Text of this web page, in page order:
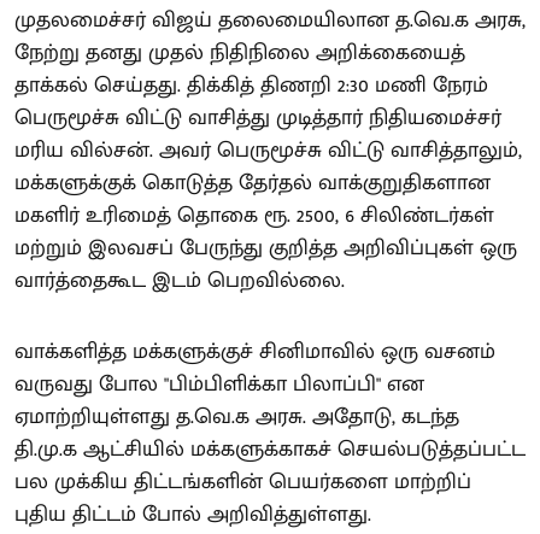
முதலமைச்சர் விஜய் தலைமையிலான த.வெ.க அரசு,
நேற்று தனது முதல் நிதிநிலை அறிக்கையைத்
தாக்கல் செய்தது. திக்கித் திணறி 2:30 மணி நேரம்
பெருமூச்சு விட்டு வாசித்து முடித்தார் நிதியமைச்சர்
மரிய வில்சன். அவர் பெருமூச்சு விட்டு வாசித்தாலும்,
மக்களுக்குக் கொடுத்த தேர்தல் வாக்குறுதிகளான
மகளிர் உரிமைத் தொகை ரூ. 2500, 6 சிலிண்டர்கள்
மற்றும் இலவசப் பேருந்து குறித்த அறிவிப்புகள் ஒரு
வார்த்தைகூட இடம் பெறவில்லை.
வாக்களித்த மக்களுக்குச் சினிமாவில் ஒரு வசனம்
வருவது போல "பிம்பிளிக்கா பிலாப்பி" என
ஏமாற்றியுள்ளது த.வெ.க அரசு. அதோடு, கடந்த
தி.மு.க ஆட்சியில் மக்களுக்காகச் செயல்படுத்தப்பட்ட
பல முக்கிய திட்டங்களின் பெயர்களை மாற்றிப்
புதிய திட்டம் போல் அறிவித்துள்ளது.